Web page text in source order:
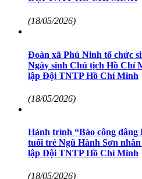
(18/05/2026)
Đoàn xã Phú Ninh tổ chức
Ngày sinh Chủ tịch Hồ Chí
lập Đội TNTP Hồ Chí Minh
(18/05/2026)
Hành trình “Báo công dâng
tuổi trẻ Ngũ Hành Sơn
lập Đội TNTP Hồ Chí Minh
(18/05/2026)